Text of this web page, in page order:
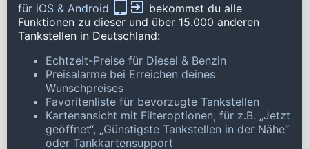
für iOS & Android
bekommst du alle
Funktionen zu dieser und über 15.000 anderen
Tankstellen in Deutschland:
Echtzeit-Preise für Diesel & Benzin
Preisalarme bei Erreichen deines
Wunschpreises
Favoritenliste für bevorzugte Tankstellen
Kartenansicht mit Filteroptionen, für z.B. „Jetzt
geöffnet“, „Günstigste Tankstellen in der Nähe“
oder Tankkartensupport